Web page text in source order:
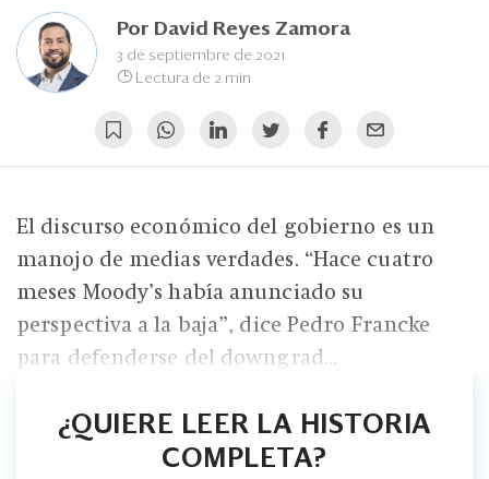
Por David Reyes Zamora
3 de septiembre de 2021
Lectura de 2 min
El discurso económico del gobierno es un
manojo de medias verdades. “Hace cuatro
meses Moody’s había anunciado su
perspectiva a la baja”, dice Pedro Francke
para defenderse del downgrad...
¿QUIERE LEER LA HISTORIA
COMPLETA?